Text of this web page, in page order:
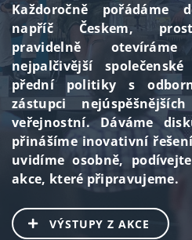
Každoročně pořádáme
napříč Českem,
pravidelně
nejpalčivější
přední politiky s
zástupci
veřejnostní. Dáváme
přinášíme inovativní
uvidíme osobně,
akce, které připravujeme.
VÝSTUPY Z AKCE